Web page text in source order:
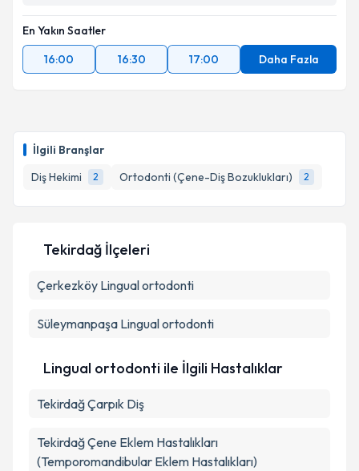
İlgili Branşlar
Diş Hekimi
2 Ortodonti (Çene-Diş Bozuklukları) 2
En Yakın Saatler
16:00
16:30 17:00 Daha Fazla
Tekirdağ İlçeleri
Çerkezköy Lingual ortodonti
Süleymanpaşa Lingual ortodonti
Lingual ortodonti ile İlgili Hastalıklar
Tekirdağ Çarpık Diş
Tekirdağ Çene Eklem Hastalıkları
(Temporomandibular Eklem Hastalıkları)